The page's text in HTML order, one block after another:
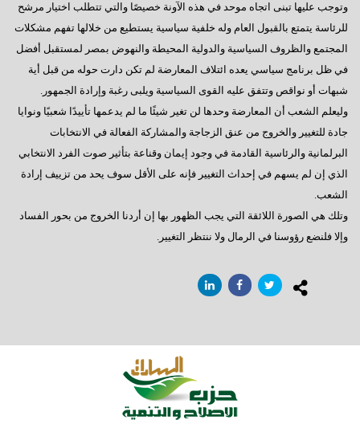
الإعضاء ورؤيتهم للتأسيس
خايف على الثورة
مقال تم نشره في مجلة شتيرن الألمانية و التي تصدر أسبوعيا
عمال مصر ,, إنتظرتم طويلاً والقادم أفضل
شعب على شفا حفرة من نار
رؤوس الأفاعى
عبود الزمر وليس الفاروق عمر
وتوجب عليها تبنى اتجاه موحد في هذه الآونة خصيصًا والتي تتطلب اختيار مرشح
للرئاسة يتمتع بالقبول العام وله خلفية سياسية يستطيع من خلالها تفهم مشكلات
المجتمع والظروف السياسية والدولية المحيطة والنهوض بمصر لمستقبل أفضل
في ظل برنامج سياسي يعده ائتلاف المعارضة لم تكن دارت حوله من قبل أية
شبهات أو نواقص وتتفق عليه القوى السياسية ويلبى رغبة وإرادة الجمهور.
وليعلم الشعب أن المعارضة وحدها لن تغير شيئًا ما لم يدعمها تأييدًا شعبيًا ونوايا
جادة للتغيير والخروج من عنق الزجاجة والمشاركة الفعالة في الانتخابات
البرلمانية والرئاسية القادمة في وجود إيمان وقناعة بتأثير صوت الفرد الانتخابي
الذي إن لم يسهم في إحداث التغيير فإنه على الأقل سوف يحد من تزييف إرادة
الشعب.
وتلك هي الصورة اللائقة التي يجب الظهور بها إن أردنا الخروج من بحور الفساد
وإلا فلنضع رؤوسنا في الرمال ولا ننتظر التغيير.